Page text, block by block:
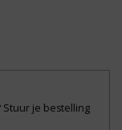
Stuur je bestelling